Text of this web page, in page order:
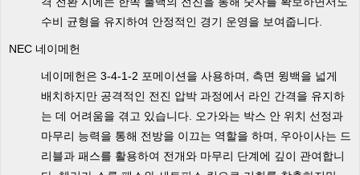
수비 균형을 유지하여 안정적인 경기 운영을 보여줍니다.
NEC 네이메헌
네이메헌은 3-4-1-2 포메이션을 사용하며, 측면 윙백을 넓게
배치하지만 공격적인 전진 압박 과정에서 라인 간격을 유지하
는 데 어려움을 겪고 있습니다. 오가와는 박스 안 위치 선정과
마무리 능력을 통해 전방을 이끄는 역할을 하며, 우아이사는 드
리블과 패스를 활용하여 전개와 마무리 단계에 깊이 관여합니